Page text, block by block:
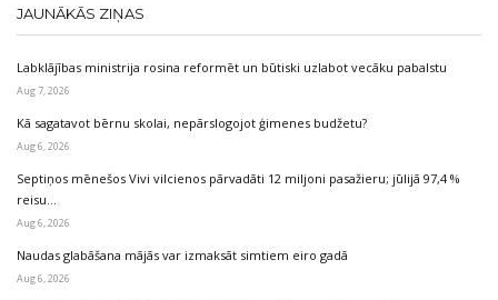
JAUNĀKĀS ZIŅAS
Labklājības ministrija rosina reformēt un būtiski uzlabot vecāku pabalstu
Aug 7, 2026
Kā sagatavot bērnu skolai, nepārslogojot ģimenes budžetu?
Aug 6, 2026
Septiņos mēnešos Vivi vilcienos pārvadāti 12 miljoni pasažieru; jūlijā 97,4 %
reisu…
Aug 6, 2026
Naudas glabāšana mājās var izmaksāt simtiem eiro gadā
Aug 6, 2026